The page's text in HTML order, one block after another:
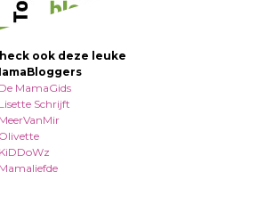
ook deze leuke
De MamaGids
Lisette Schrijft
MeerVanMir
Olivette
KiDDoWz
Mamaliefde